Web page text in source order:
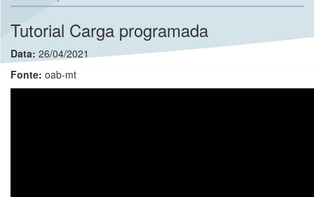
Tutorial Carga programada
Data: 26/04/2021
Fonte: oab-mt